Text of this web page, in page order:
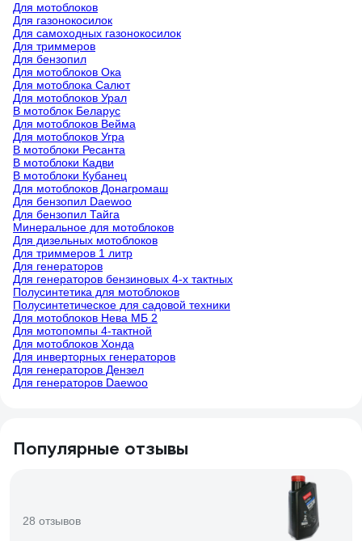
Для мотоблоков
Для газонокосилок
Для самоходных газонокосилок
Для триммеров
Для бензопил
Для мотоблоков Ока
Для мотоблока Салют
Для мотоблоков Урал
В мотоблок Беларус
Для мотоблоков Вейма
Для мотоблоков Угра
В мотоблоки Ресанта
В мотоблоки Кадви
В мотоблоки Кубанец
Для мотоблоков Донагромаш
Для бензопил Daewoo
Для бензопил Тайга
Минеральное для мотоблоков
Для дизельных мотоблоков
Для триммеров 1 литр
Для генераторов
Для генераторов бензиновых 4-х тактных
Полусинтетика для мотоблоков
Полусинтетическое для садовой техники
Для мотоблоков Нева МБ 2
Для мотопомпы 4-тактной
Для мотоблоков Хонда
Для инверторных генераторов
Для генераторов Дензел
Для генераторов Daewoo
Популярные отзывы
28 отзывов